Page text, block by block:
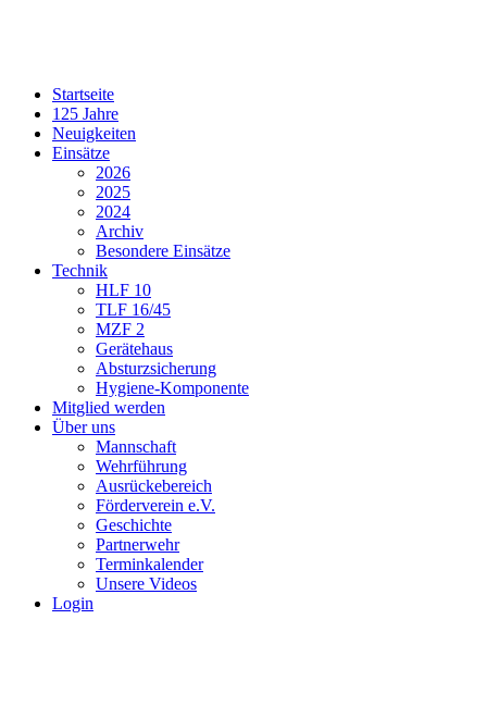
Startseite
125 Jahre
Neuigkeiten
Einsätze
2026
2025
2024
Archiv
Besondere Einsätze
Technik
HLF 10
TLF 16/45
MZF 2
Gerätehaus
Absturzsicherung
Hygiene-Komponente
Mitglied werden
Über uns
Mannschaft
Wehrführung
Ausrückebereich
Förderverein e.V.
Geschichte
Partnerwehr
Terminkalender
Unsere Videos
Login